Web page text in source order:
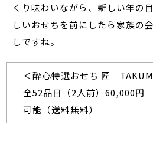
くり味わいながら、新しい年の
しいおせちを前にしたら家族の
しですね。
＜酔心特選おせち 匠
全52品目（2人前）60,000
可能（送料無料）